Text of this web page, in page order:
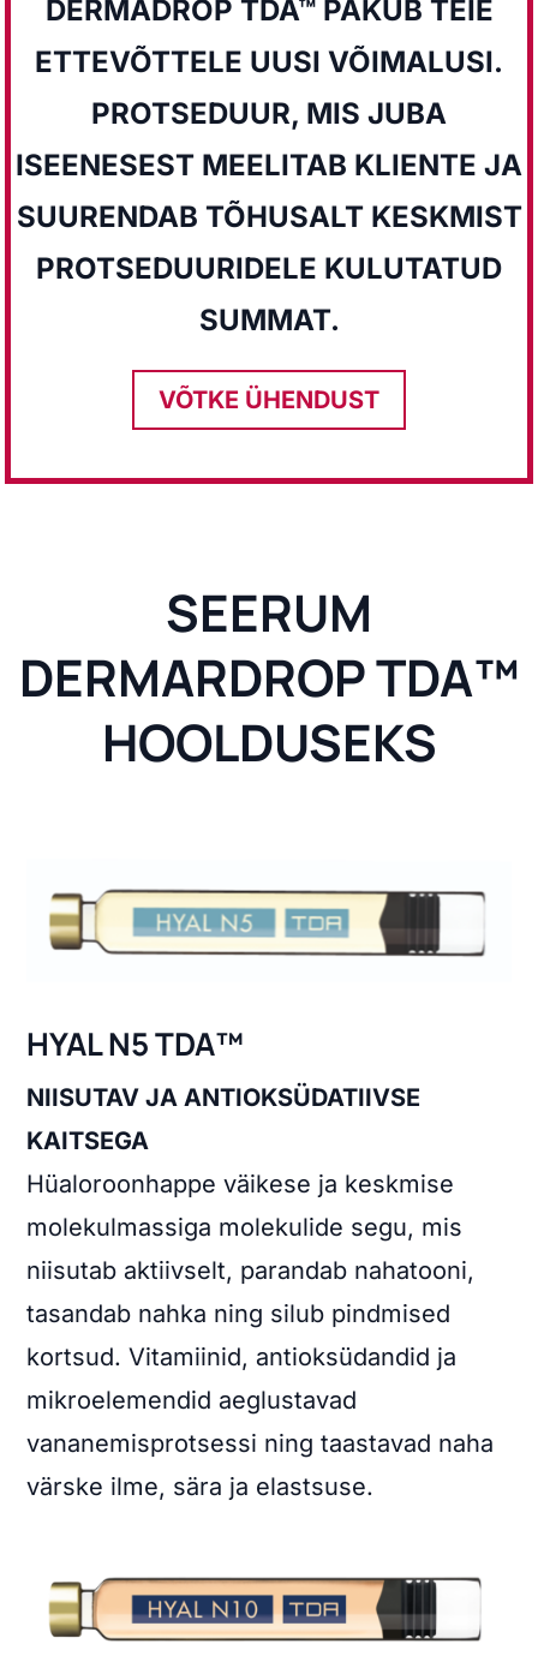
DERMADROP TDA™ PAKUB TEIE
ETTEVÕTTELE UUSI VÕIMALUSI.
PROTSEDUUR, MIS JUBA
ISEENESEST MEELITAB KLIENTE JA
SUURENDAB TÕHUSALT KESKMIST
PROTSEDUURIDELE KULUTATUD
SUMMAT.
VÕTKE ÜHENDUST
SEERUM
DERMARDROP TDA™
HOOLDUSEKS
HYAL N5 TDA™
NIISUTAV JA ANTIOKSÜDATIIVSE
KAITSEGA
Hüaloroonhappe väikese ja keskmise
molekulmassiga molekulide segu, mis
niisutab aktiivselt, parandab nahatooni,
tasandab nahka ning silub pindmised
kortsud. Vitamiinid, antioksüdandid ja
mikroelemendid aeglustavad
vananemisprotsessi ning taastavad naha
värske ilme, sära ja elastsuse.